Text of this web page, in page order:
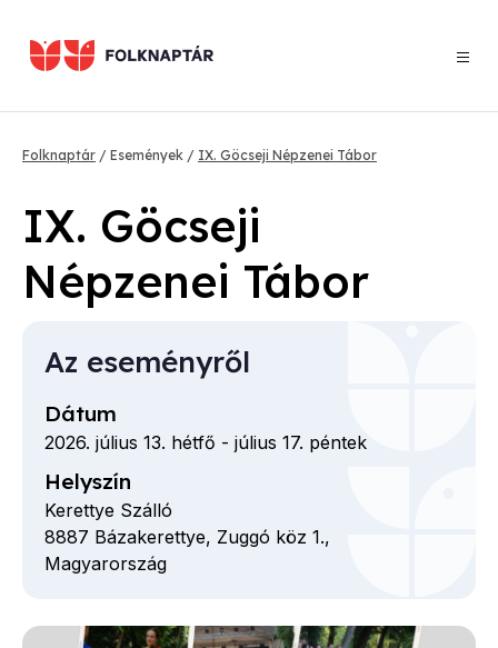
tartalomra
Morzsa
Folknaptár Események IX. Göcseji Népzenei Tábor
IX. Göcseji
Népzenei Tábor
Az eseményről
Dátum
2026. július 13. hétfő - július 17. péntek
Helyszín
Kerettye Szálló
8887 Bázakerettye, Zuggó köz 1.,
Magyarország